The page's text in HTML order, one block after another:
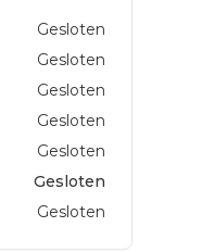
Gesloten
Gesloten
Gesloten
Gesloten
Gesloten
Gesloten
Gesloten